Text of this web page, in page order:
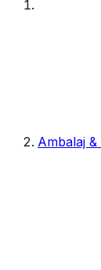
Ambalaj &